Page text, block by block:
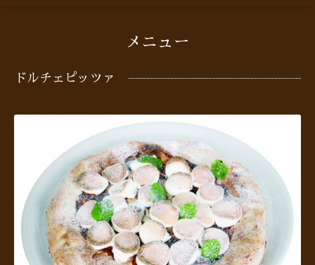
メニュー
ドルチェピッツァ